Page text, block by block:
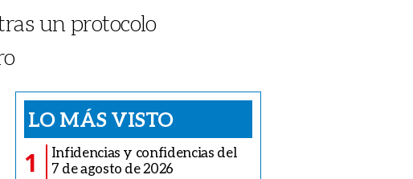
un protocolo
LO MÁS VISTO
1
Infidencias y confidencias del
7 de agosto de 2026